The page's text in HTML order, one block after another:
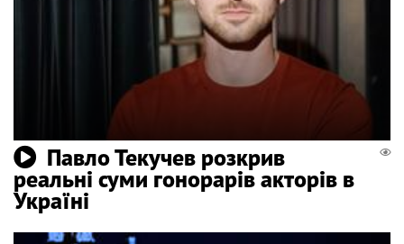
Павло Текучев розкрив
реальні суми гонорарів акторів в
Україні